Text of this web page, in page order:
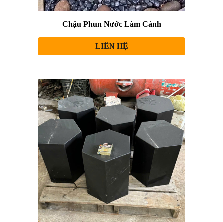
Chậu Phun Nước Làm Cảnh
LIÊN HỆ